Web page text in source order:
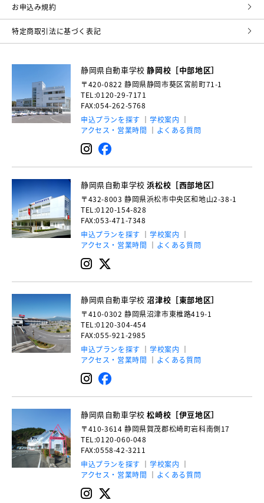
お申込み規約
特定商取引法に基づく表記
静岡県自動車学校静岡校［中部地区］
〒420-0822 静岡県静岡市葵区宮前町71-1
TEL:0120-29-7171
FAX:054-262-5768
申込プランを探す
学校案内
アクセス・営業時間
よくある質問
静岡県自動車学校浜松校［西部地区］
〒432-8003 静岡県浜松市中央区和地山2-38-1
TEL:0120-154-828
FAX:053-471-7348
申込プランを探す
学校案内
アクセス・営業時間
よくある質問
静岡県自動車学校沼津校［東部地区］
〒410-0302 静岡県沼津市東椎路419-1
TEL:0120-304-454
FAX:055-921-2985
申込プランを探す
学校案内
アクセス・営業時間
よくある質問
静岡県自動車学校松崎校［伊豆地区］
〒410-3614 静岡県賀茂郡松崎町岩科南側17
TEL:0120-060-048
FAX:0558-42-3211
申込プランを探す
学校案内
アクセス・営業時間
よくある質問